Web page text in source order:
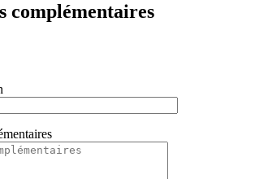
complémentaires